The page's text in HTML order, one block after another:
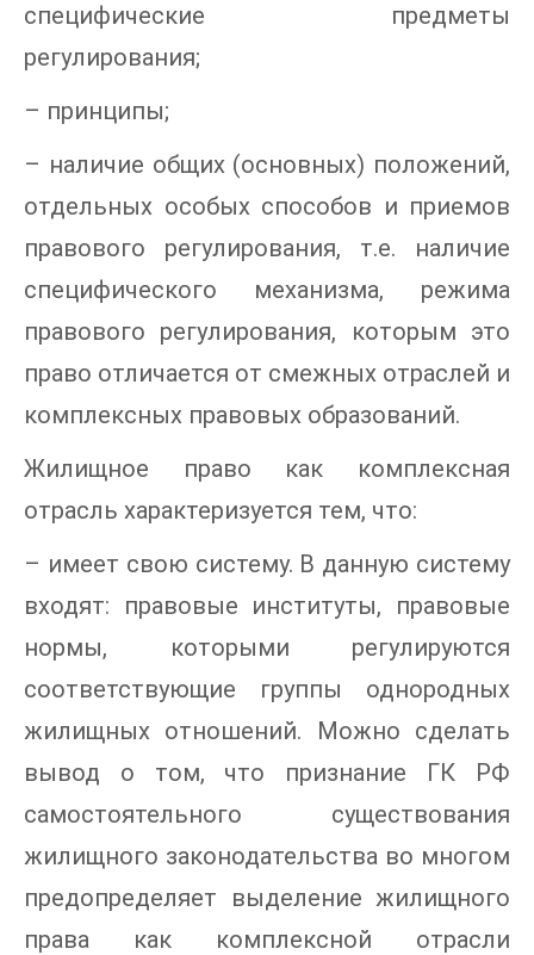
специфические предметы
регулирования;
– принципы;
– наличие общих (основных) положений,
отдельных особых способов и приемов
правового регулирования, т.е. наличие
специфического механизма, режима
правового регулирования, которым это
право отличается от смежных отраслей и
комплексных правовых образований.
Жилищное право как комплексная
отрасль характеризуется тем, что:
– имеет свою систему. В данную систему
входят: правовые институты, правовые
нормы, которыми регулируются
соответствующие группы однородных
жилищных отношений. Можно сделать
вывод о том, что признание ГК РФ
самостоятельного существования
жилищного законодательства во многом
предопределяет выделение жилищного
права как комплексной отрасли